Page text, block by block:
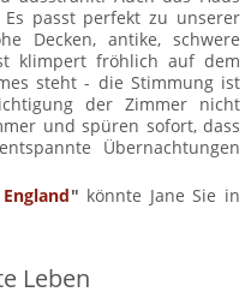
passt perfekt zu unserer
Decken, antike, schwere
klimpert fröhlich auf dem
steht - die Stimmung ist
der Zimmer nicht
und spüren sofort, dass
Übernachtungen
" könnte Jane Sie in
Leben